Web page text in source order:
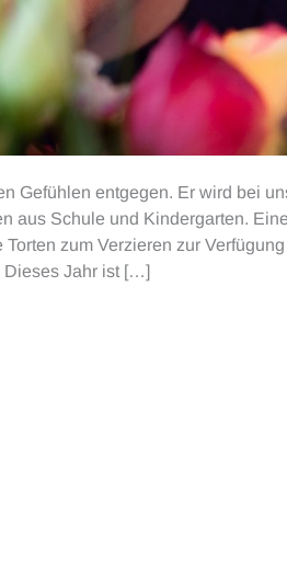
Gefühlen entgegen. Er wird bei
aus Schule und Kindergarten.
zum Verzieren zur
Dieses Jahr ist […]